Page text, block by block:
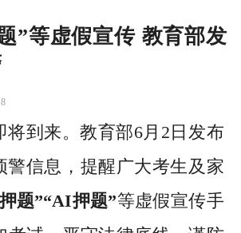
”等虚假宣传 教育部发
将到来。教育部6月2日发布
警信息，提醒广大考生及家
题”“AI押题”等虚假宣传手